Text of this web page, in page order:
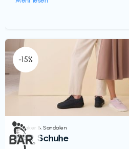
-15%
Sneaker & Sandalen
BÄR Schuhe
€‎